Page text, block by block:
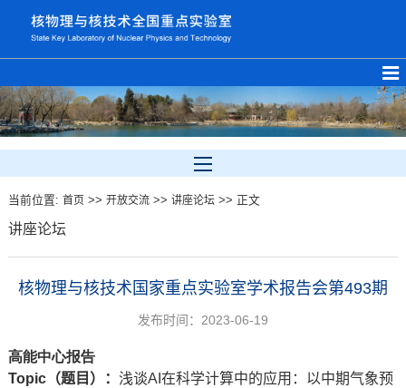
当前位置: 首页>> 开放交流>> 讲座论坛>> 正文
讲座论坛
核物理与核技术国家重点实验室学术报告会第493期
发布时间：2023-06-19
高能中心报告
Topic（题目）： 浅谈AI在科学计算中的应用：以中期气象预